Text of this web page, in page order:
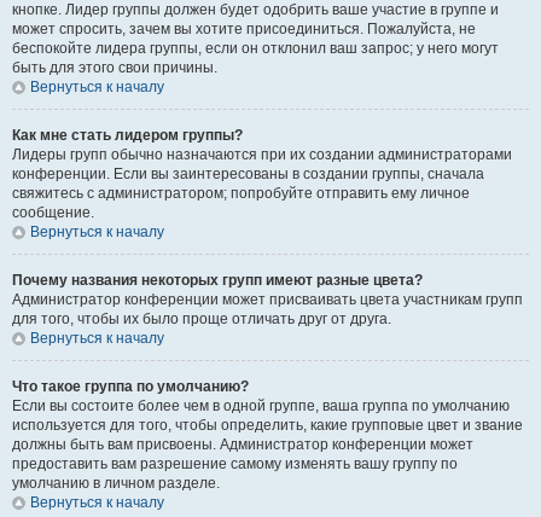
кнопке. Лидер группы должен будет одобрить ваше участие в группе и
может спросить, зачем вы хотите присоединиться. Пожалуйста, не
беспокойте лидера группы, если он отклонил ваш запрос; у него могут
быть для этого свои причины.
Вернуться к началу
Как мне стать лидером группы?
Лидеры групп обычно назначаются при их создании администраторами
конференции. Если вы заинтересованы в создании группы, сначала
свяжитесь с администратором; попробуйте отправить ему личное
сообщение.
Вернуться к началу
Почему названия некоторых групп имеют разные цвета?
Администратор конференции может присваивать цвета участникам групп
для того, чтобы их было проще отличать друг от друга.
Вернуться к началу
Что такое группа по умолчанию?
Если вы состоите более чем в одной группе, ваша группа по умолчанию
используется для того, чтобы определить, какие групповые цвет и звание
должны быть вам присвоены. Администратор конференции может
предоставить вам разрешение самому изменять вашу группу по
умолчанию в личном разделе.
Вернуться к началу